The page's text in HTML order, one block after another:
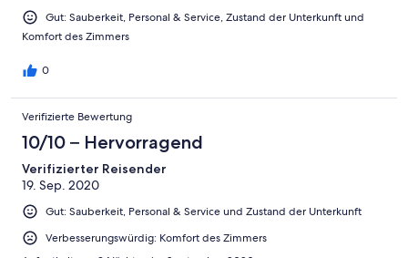
Gut: Sauberkeit, Personal & Service, Zustand der Unterkunft und
Komfort des Zimmers
0
Verifizierte Bewertung
10/10 – Hervorragend
Verifizierter Reisender
19. Sep. 2020
Gut: Sauberkeit, Personal & Service und Zustand der Unterkunft
Verbesserungswürdig: Komfort des Zimmers